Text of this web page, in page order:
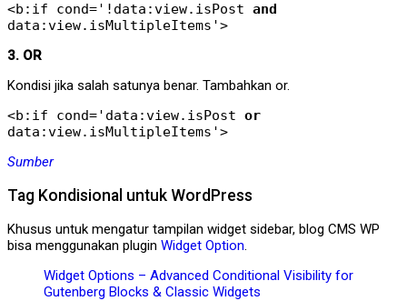
<b:if cond='!data:view.isPost and
data:view.isMultipleItems'>
3. OR
Kondisi jika salah satunya benar. Tambahkan or.
<b:if cond='data:view.isPost or
data:view.isMultipleItems'>
Sumber
Tag Kondisional untuk WordPress
Khusus untuk mengatur tampilan widget sidebar, blog CMS WP
bisa menggunakan plugin Widget Option
Widget Options – Advanced Conditional Visibility for
Gutenberg Blocks & Classic Widgets